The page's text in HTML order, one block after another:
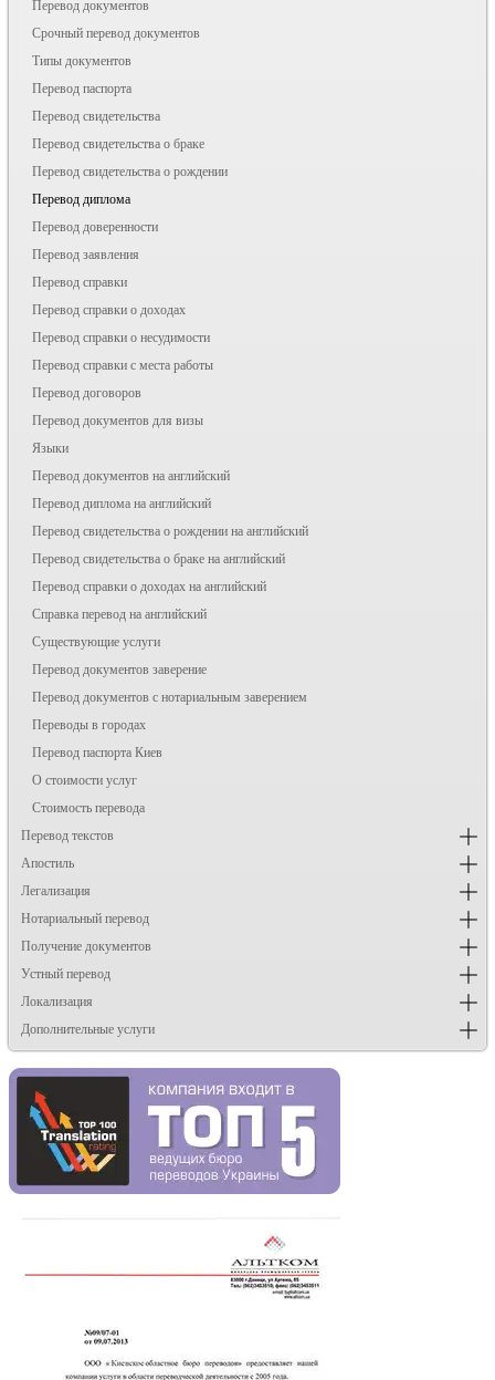
Перевод документов
Срочный перевод документов
Типы документов
Перевод паспорта
Перевод свидетельства
Перевод свидетельства о браке
Перевод свидетельства о рождении
Перевод диплома
Перевод доверенности
Перевод заявления
Перевод справки
Перевод справки о доходах
Перевод справки о несудимости
Перевод справки с места работы
Перевод договоров
Перевод документов для визы
Языки
Перевод документов на английский
Перевод диплома на английский
Перевод свидетельства о рождении на английский
Перевод свидетельства о браке на английский
Перевод справки о доходах на английский
Справка перевод на английский
Существующие услуги
Перевод документов заверение
Перевод документов с нотариальным заверением
Переводы в городах
Перевод паспорта Киев
О стоимости услуг
Стоимость перевода
Перевод текстов
Апостиль
Легализация
Нотариальный перевод
Получение документов
Устный перевод
Локализация
Дополнительные услуги